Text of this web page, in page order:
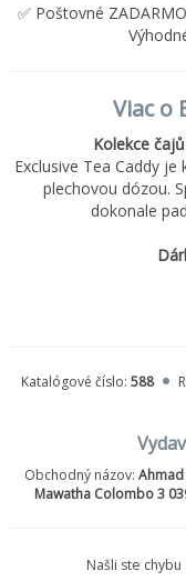
✅ Poštovné
Viac o
Kolekce
Exclusive Tea Caddy
plechovou dózou.
dokonale
: Zalijte
Katalógové číslo: 588
Obchodný názov: Ahmad
Mawatha Colombo 3
Našli ste